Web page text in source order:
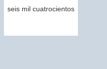
seis mil cuatrocientos